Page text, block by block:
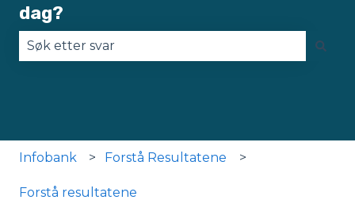
dag?
Infobank Forstå Resultatene
Forstå resultatene